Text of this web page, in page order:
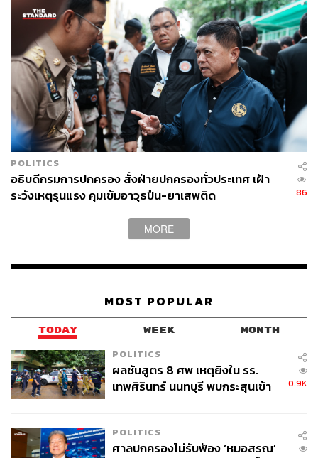
POLITICS
อธิบดีกรมการปกครอง สั่งฝ่ายปกครองทั่วประเทศ เฝ้า
ระวังเหตุรุนแรง คุมเข้มอาวุธปืน-ยาเสพติด
86
MORE
MOST POPULAR
TODAY WEEK MONTH
POLITICS
ผลชันสูตร 8 ศพ เหตุยิงใน รร.
เทพศิรินทร์ นนทบุรี พบกระสุนเข้า
0.9K
POLITICS
ศาลปกครองไม่รับฟ้อง ‘หมอสรณ’